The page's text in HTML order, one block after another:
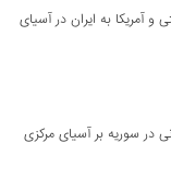
و آمریکا به ایران در آسیای
در سوریه بر آسیای مرکزی